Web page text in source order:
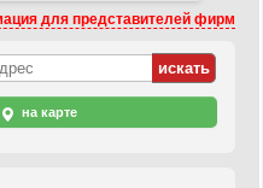
для представителей фирм
на карте